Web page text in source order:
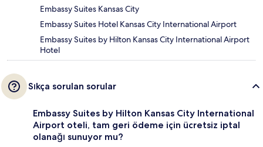
Embassy Suites Kansas City
Embassy Suites Hotel Kansas City International Airport
Embassy Suites by Hilton Kansas City International Airport
Hotel
Sıkça sorulan sorular
Embassy Suites by Hilton Kansas City International
Airport oteli, tam geri ödeme için ücretsiz iptal
olanağı sunuyor mu?